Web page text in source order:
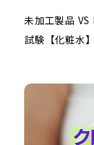
未加工製品
試験【化粧水】